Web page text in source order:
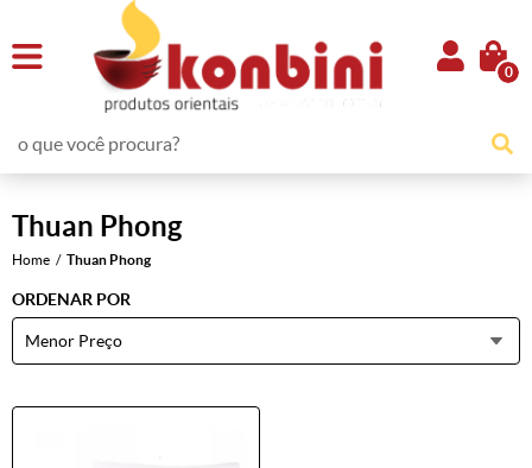
0
Thuan Phong
Home Thuan Phong
ORDENAR POR
Menor Preço